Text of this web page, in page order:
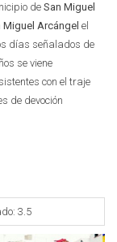
de San Miguel
Miguel Arcángel el
días señalados de
se viene
con el traje
de devoción
3.5